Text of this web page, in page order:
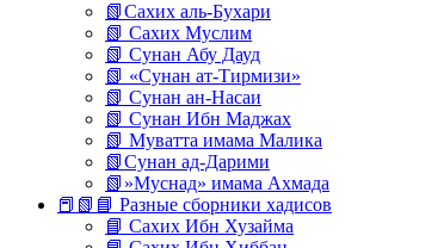
📗Сахих аль-Бухари
📗 Сахих Муслим
📗 Сунан Абу Дауд
📗 «Сунан ат-Тирмизи»
📗 Сунан ан-Насаи
📗 Сунан Ибн Маджах
📗 Муватта имама Малика
📗Сунан ад-Дарими
📗»Муснад» имама Ахмада
📕📗📘 Разные сборники хадисов
📘 Сахих Ибн Хузайма